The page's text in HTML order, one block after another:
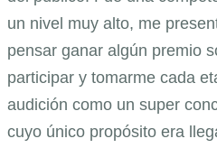
un nivel muy alto, me
pensar ganar algún premio
participar y tomarme cada
audición como un super
cuyo único propósito era